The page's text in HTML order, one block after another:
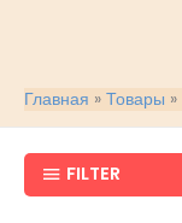
Главная Товары
FILTER